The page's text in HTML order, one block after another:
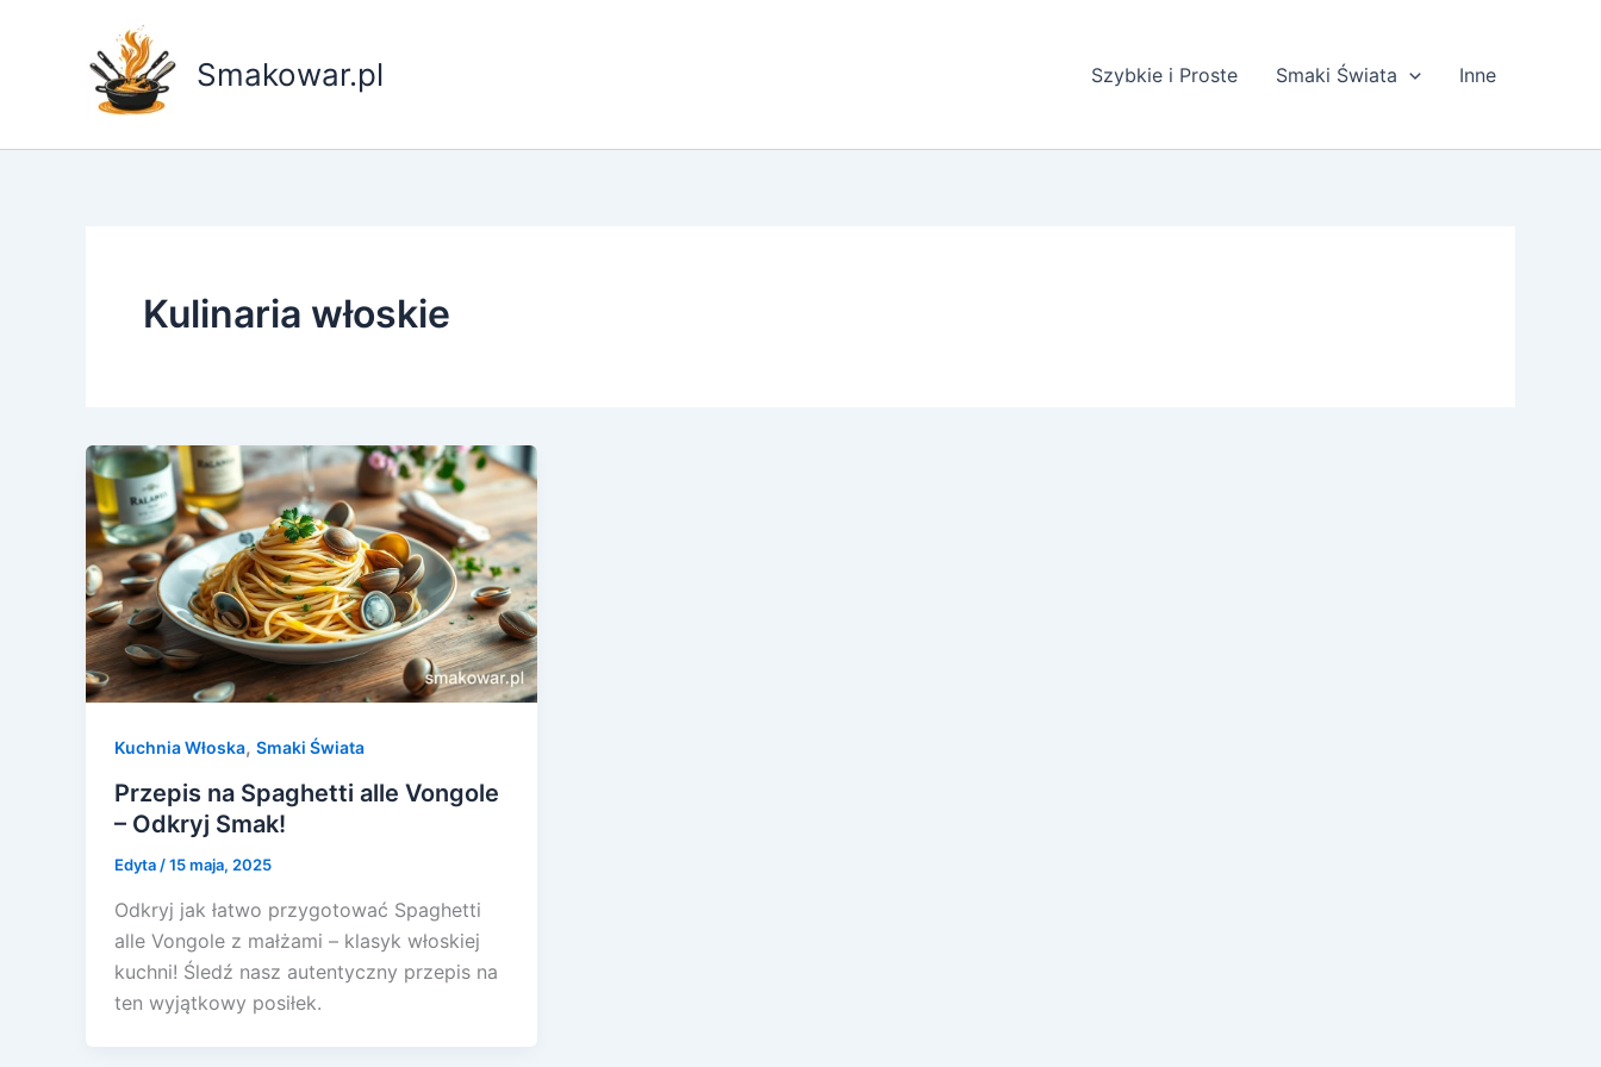
Smakowar.pl Szybkie i Proste Smaki Świata Inne
Kulinaria włoskie
Kuchnia Włoska, Smaki Świata
Przepis na Spaghetti alle Vongole
– Odkryj Smak!
Edyta /15 maja, 2025
Odkryj jak łatwo przygotować Spaghetti
alle Vongole z małżami – klasyk włoskiej
kuchni! Śledź nasz autentyczny przepis na
ten wyjątkowy posiłek.